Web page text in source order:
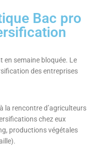
Bac pro
en semaine bloquée. Le
des entreprises
la rencontre d’agriculteurs
chez eux
productions végétales